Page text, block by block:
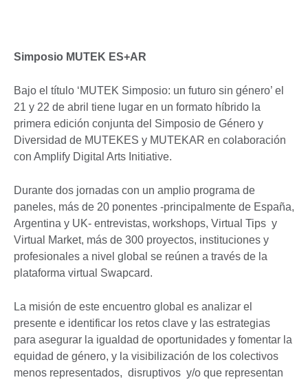
Simposio MUTEK ES+AR
Bajo el título ‘MUTEK Simposio: un futuro sin género’ el
21 y 22 de abril tiene lugar en un formato híbrido la
primera edición conjunta del Simposio de Género y
Diversidad de MUTEKES y MUTEKAR en colaboración
con Amplify Digital Arts Initiative.
Durante dos jornadas con un amplio programa de
paneles, más de 20 ponentes -principalmente de España,
Argentina y UK- entrevistas, workshops, Virtual Tips y
Virtual Market, más de 300 proyectos, instituciones y
profesionales a nivel global se reúnen a través de la
plataforma virtual Swapcard.
La misión de este encuentro global es analizar el
presente e identificar los retos clave y las estrategias
para asegurar la igualdad de oportunidades y fomentar la
equidad de género, y la visibilización de los colectivos
menos representados, disruptivos y/o que representan